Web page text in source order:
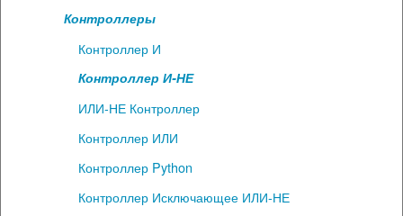
Контроллеры
Контроллер И
Контроллер И-НЕ
ИЛИ-НЕ Контроллер
Контроллер ИЛИ
Контроллер Python
Контроллер Исключающее ИЛИ-НЕ